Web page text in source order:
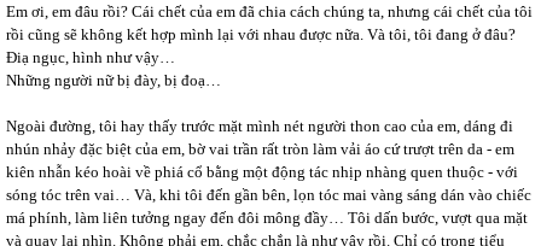
Em ơi, em đâu rồi? Cái chết của em đã chia cách chúng ta, nhưng cái chết của tôi
rồi cũng sẽ không kết hợp mình lại với nhau được nữa. Và tôi, tôi đang ở đâu?
Điạ ngục, hình như vậy…
Những người nữ bị đày, bị đoạ…
Ngoài đường, tôi hay thấy trước mặt mình nét người thon cao của em, dáng đi
nhún nhảy đặc biệt của em, bờ vai trần rất tròn làm vải áo cứ trượt trên da - em
kiên nhẫn kéo hoài về phiá cổ bằng một động tác nhịp nhàng quen thuộc - với
sóng tóc trên vai… Và, khi tôi đến gần bên, lọn tóc mai vàng sáng dán vào chiếc
má phính, làm liên tưởng ngay đến đôi mông đầy… Tôi dấn bước, vượt qua mặt
và quay lại nhìn. Không phải em, chắc chắn là như vậy rồi. Chỉ có trong tiểu